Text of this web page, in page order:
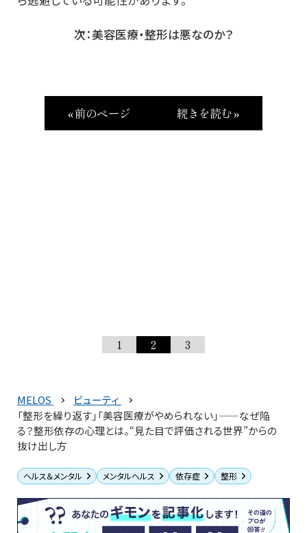
次：美容医療・整形は悪なのか？
« 前のページ 続きを読む »
1 2 3
MELOS
ビューティ
「整形を繰り返す」「美容医療がやめられない」——なぜ陥
る？整形依存の心理とは。“見た目で評価される世界”からの
抜け出し方
ヘルス＆メンタル メンタルヘルス 依存症 整形